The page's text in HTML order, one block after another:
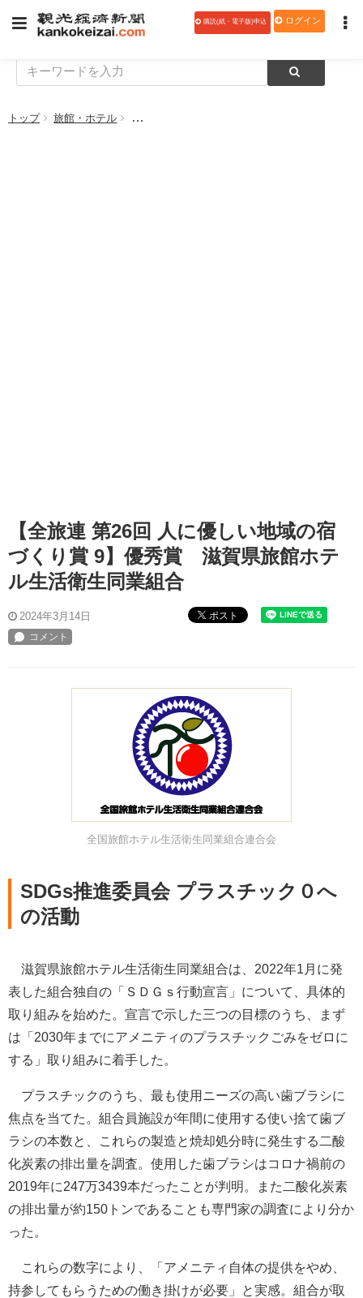
購読(紙・電子版)申込 ログイン
トップ 旅館・ホテル 【全旅連 第26回 人に優しい地域の宿づくり賞
【全旅連 第26回 人に優しい地域の宿
づくり賞 9】優秀賞 滋賀県旅館ホテ
ル生活衛生同業組合
2024年3月14日 ポスト
全国旅館ホテル生活衛生同業組合連合会
SDGs推進委員会 プラスチック０へ
の活動
滋賀県旅館ホテル生活衛生同業組合は、2022年1月に発
表した組合独自の「ＳＤＧｓ行動宣言」について、具体的
取り組みを始めた。宣言で示した三つの目標のうち、まず
は「2030年までにアメニティのプラスチックごみをゼロに
する」取り組みに着手した。
プラスチックのうち、最も使用ニーズの高い歯ブラシに
焦点を当てた。組合員施設が年間に使用する使い捨て歯ブ
ラシの本数と、これらの製造と焼却処分時に発生する二酸
化炭素の排出量を調査。使用した歯ブラシはコロナ禍前の
2019年に247万3439本だったことが判明。また二酸化炭素
の排出量が約150トンであることも専門家の調査により分か
った。
これらの数字により、「アメニティ自体の提供をやめ、
持参してもらうための働き掛けが必要」と実感。組合が取